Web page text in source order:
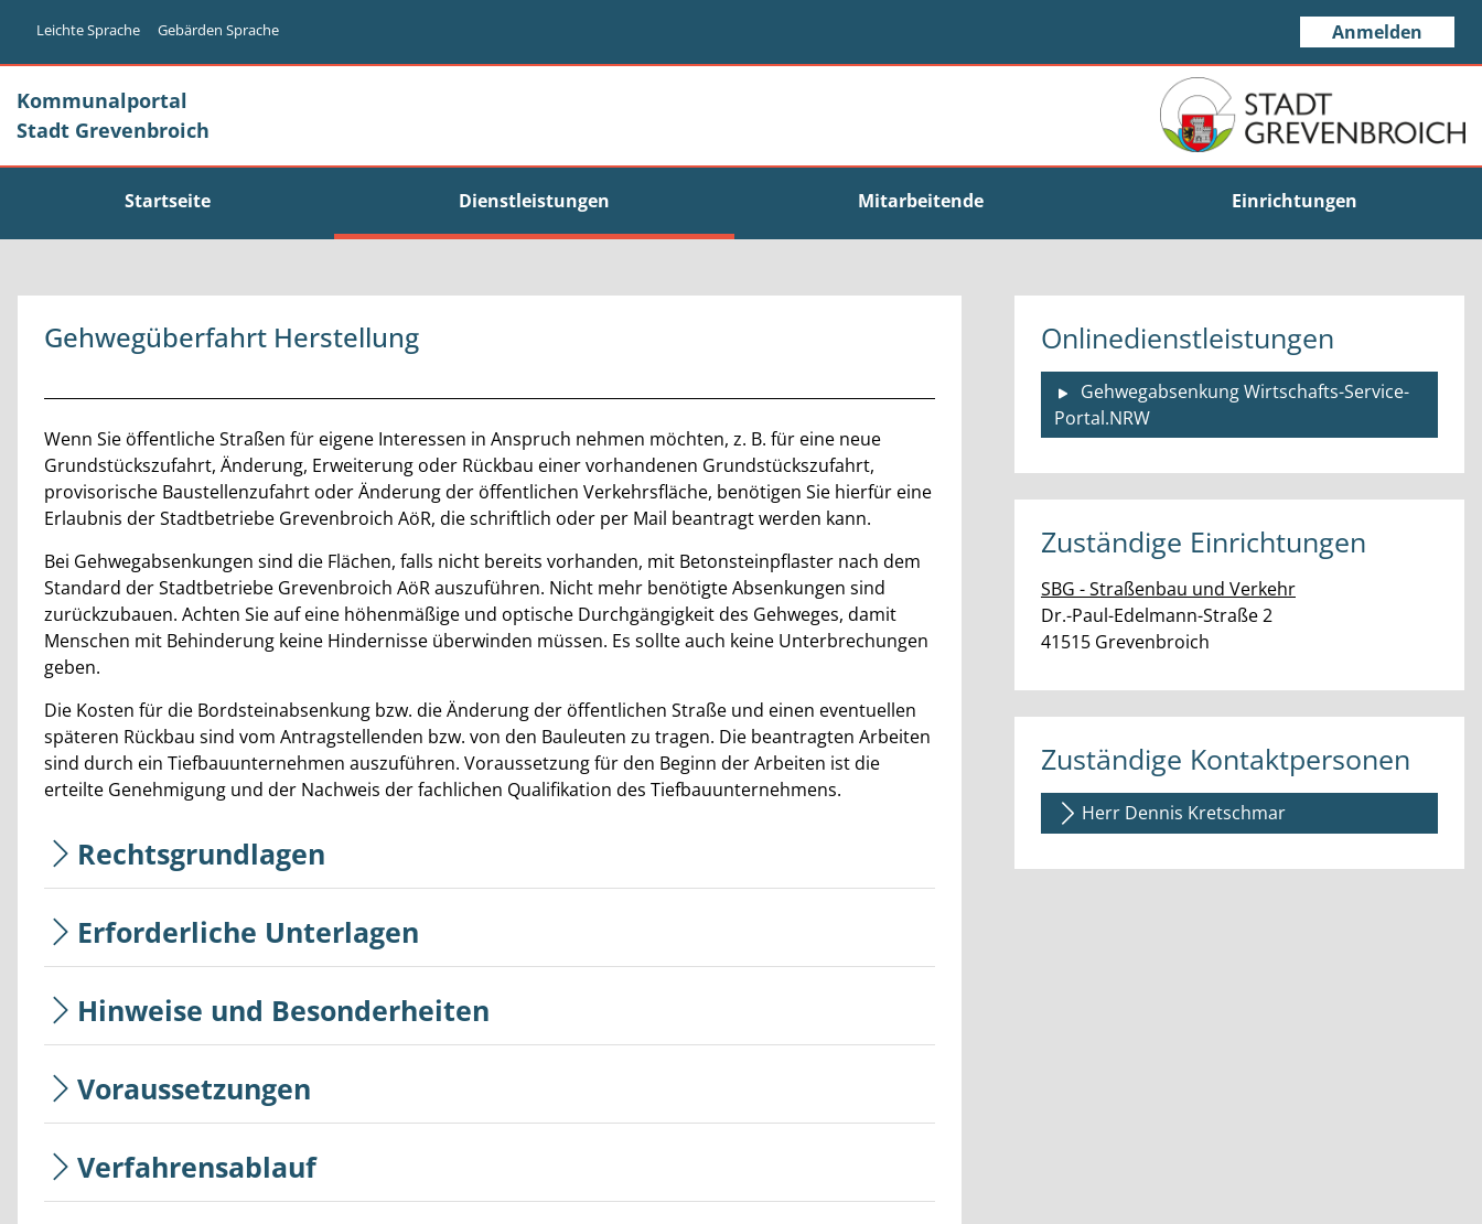
Zum Hauptinhalt springen
Leichte Sprache Gebärden Sprache Anmelden
Kommunalportal
Stadt Grevenbroich
Startseite Dienstleistungen Mitarbeitende Einrichtungen
Gehwegüberfahrt Herstellung
Beschreibung
Wenn Sie öffentliche Straßen für eigene Interessen in Anspruch nehmen möchten, z. B. für eine neue
Grundstückszufahrt, Änderung, Erweiterung oder Rückbau einer vorhandenen Grundstückszufahrt,
provisorische Baustellenzufahrt oder Änderung der öffentlichen Verkehrsfläche, benötigen Sie hierfür eine
Erlaubnis der Stadtbetriebe Grevenbroich AöR, die schriftlich oder per Mail beantragt werden kann.
Bei Gehwegabsenkungen sind die Flächen, falls nicht bereits vorhanden, mit Betonsteinpflaster nach dem
Standard der Stadtbetriebe Grevenbroich AöR auszuführen. Nicht mehr benötigte Absenkungen sind
zurückzubauen. Achten Sie auf eine höhenmäßige und optische Durchgängigkeit des Gehweges, damit
Menschen mit Behinderung keine Hindernisse überwinden müssen. Es sollte auch keine Unterbrechungen
geben.
Die Kosten für die Bordsteinabsenkung bzw. die Änderung der öffentlichen Straße und einen eventuellen
späteren Rückbau sind vom Antragstellenden bzw. von den Bauleuten zu tragen. Die beantragten Arbeiten
sind durch ein Tiefbauunternehmen auszuführen. Voraussetzung für den Beginn der Arbeiten ist die
erteilte Genehmigung und der Nachweis der fachlichen Qualifikation des Tiefbauunternehmens.
Rechtsgrundlagen
Erforderliche Unterlagen
Hinweise und Besonderheiten
Voraussetzungen
Verfahrensablauf
Onlinedienstleistungen
Gehwegabsenkung Wirtschafts-Service-
Portal.NRW
Zuständige Einrichtungen
SBG - Straßenbau und Verkehr
Straße:
Dr.-Paul-Edelmann-Straße Hausnummer:
2
PLZ:
41515 Ort:
Grevenbroich
Zuständige Kontaktpersonen
Herr Dennis Kretschmar